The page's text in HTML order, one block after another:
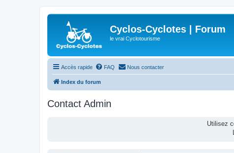
Cyclos-Cyclotes | Forum
le vrai Cyclotourisme
Accès rapide FAQ Nous contacter
Index du forum
Contact Admin
Utilisez